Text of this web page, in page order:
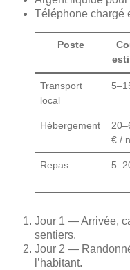
Téléphone chargé
Poste
Transport
local
Hébergement
€ /
Repas
Jour 1 — Arrivée,
sentiers.
Jour 2 —
l’habitant.